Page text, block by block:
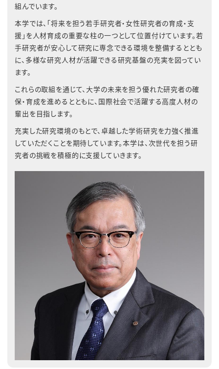
組んでいます。
本学では、「将来を担う若手研究者・女性研究者の育成・支
援」を人材育成の重要な柱の一つとして位置付けています。若
手研究者が安心して研究に専念できる環境を整備するととも
に、多様な研究人材が活躍できる研究基盤の充実を図ってい
ます。
これらの取組を通じて、大学の未来を担う優れた研究者の確
保・育成を進めるとともに、国際社会で活躍する高度人材の
輩出を目指します。
充実した研究環境のもとで、卓越した学術研究を力強く推進
していただくことを期待しています。本学は、次世代を担う研
究者の挑戦を積極的に支援していきます。